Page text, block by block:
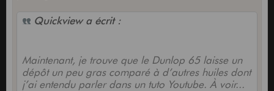
Quickview a écrit :
Maintenant, je trouve que le Dunlop 65 laisse un
dépôt un peu gras comparé à d’autres huiles dont
j’ai entendu parler dans un tuto Youtube. À voir...